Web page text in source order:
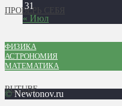
ПРОВЕРЬ СЕБЯ
RUTUBE
31
« Июл
ФИЗИКА
АСТРОНОМИЯ
МАТЕМАТИКА
©Newtonov.ru